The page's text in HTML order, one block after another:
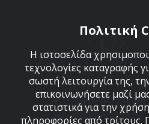
Στεφάνου Σαράφη
Αργυρούπολη 164 52
Πολιτική
Η ιστοσελίδα
τεχνολογίες καταγραφής
σωστή λειτουργία της,
επικοινωνήσετε μαζί
στατιστικά για την
πληροφορίες από τρίτους.